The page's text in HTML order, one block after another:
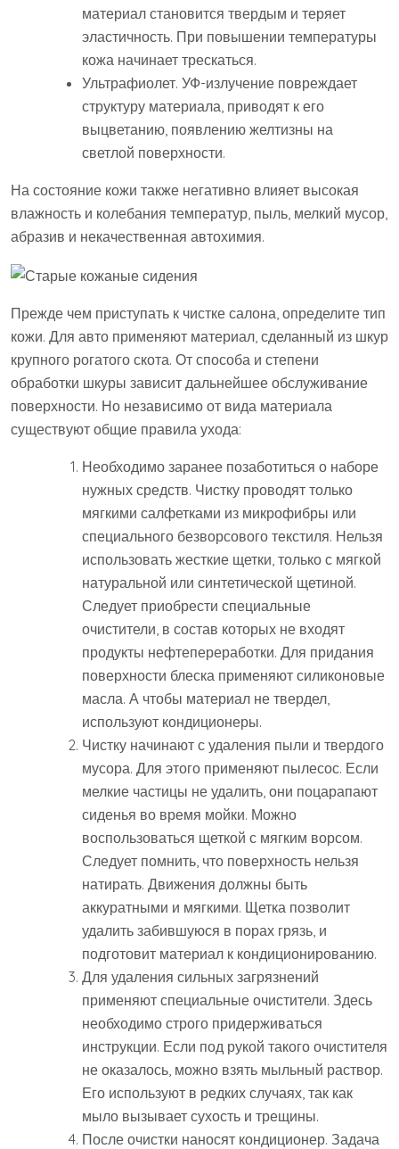
материал становится твердым и теряет
эластичность. При повышении температуры
кожа начинает трескаться.
Ультрафиолет. УФ-излучение повреждает
структуру материала, приводят к его
выцветанию, появлению желтизны на
светлой поверхности.
На состояние кожи также негативно влияет высокая
влажность и колебания температур, пыль, мелкий мусор,
абразив и некачественная автохимия.
Прежде чем приступать к чистке салона, определите тип
кожи. Для авто применяют материал, сделанный из шкур
крупного рогатого скота. От способа и степени
обработки шкуры зависит дальнейшее обслуживание
поверхности. Но независимо от вида материала
существуют общие правила ухода:
Необходимо заранее позаботиться о наборе
нужных средств. Чистку проводят только
мягкими салфетками из микрофибры или
специального безворсового текстиля. Нельзя
использовать жесткие щетки, только с мягкой
натуральной или синтетической щетиной.
Следует приобрести специальные
очистители, в состав которых не входят
продукты нефтепереработки. Для придания
поверхности блеска применяют силиконовые
масла. А чтобы материал не твердел,
используют кондиционеры.
Чистку начинают с удаления пыли и твердого
мусора. Для этого применяют пылесос. Если
мелкие частицы не удалить, они поцарапают
сиденья во время мойки. Можно
воспользоваться щеткой с мягким ворсом.
Следует помнить, что поверхность нельзя
натирать. Движения должны быть
аккуратными и мягкими. Щетка позволит
удалить забившуюся в порах грязь, и
подготовит материал к кондиционированию.
Для удаления сильных загрязнений
применяют специальные очистители. Здесь
необходимо строго придерживаться
инструкции. Если под рукой такого очистителя
не оказалось, можно взять мыльный раствор.
Его используют в редких случаях, так как
мыло вызывает сухость и трещины.
После очистки наносят кондиционер. Задача